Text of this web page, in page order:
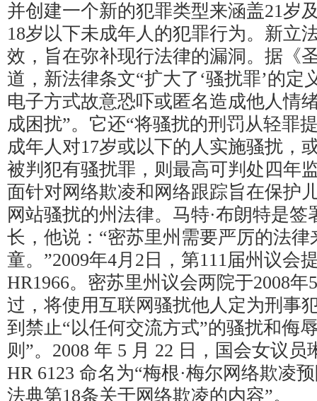
并创建一个新的犯罪类型来涵盖21岁
18岁以下未成年人的犯罪行为。新立
效，旨在弥补现行法律的漏洞。据《
道，新法律条文“扩大了‘骚扰罪’的定
电子方式故意恐吓或匿名造成他人情
成困扰”。它还“将骚扰的刑罚从轻罪
成年人对17岁或以下的人实施骚扰，
被判犯有骚扰罪，则最高可判处四年
面针对网络欺凌和网络跟踪旨在保护
网站骚扰的州法律。马特·布朗特是
长，他说：“密苏里州需要严厉的法律
童。”2009年4月2日，第111届州议会
HR1966。密苏里州议会两院于2008年
过，将使用互联网骚扰他人定为刑事
到禁止“以任何交流方式”的骚扰和侮
则”。2008 年 5 月 22 日，国会女议员
HR 6123 命名为“梅根·梅尔网络欺凌
法典第18条关于网络欺凌的内容”。